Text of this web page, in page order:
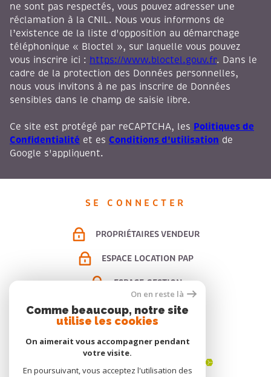
ne sont pas respectés, vous pouvez adresser une
réclamation à la CNIL. Nous vous informons de
l’existence de la liste d'opposition au démarchage
téléphonique « Bloctel », sur laquelle vous pouvez
vous inscrire ici : https://www.bloctel.gouv.fr. Dans le
cadre de la protection des Données personnelles,
nous vous invitons à ne pas inscrire de Données
sensibles dans le champ de saisie libre.
Ce site est protégé par reCAPTCHA, les Politiques de
Confidentialité et es Conditions d'utilisation de
Google s'appliquent.
SE CONNECTER
PROPRIÉTAIRES VENDEUR
ESPACE LOCATION PAP
ESPACE GESTION
On en reste là
Comme beaucoup, notre site
utilise les cookies
On aimerait vous accompagner pendant
votre visite.
En poursuivant, vous acceptez l'utilisation des